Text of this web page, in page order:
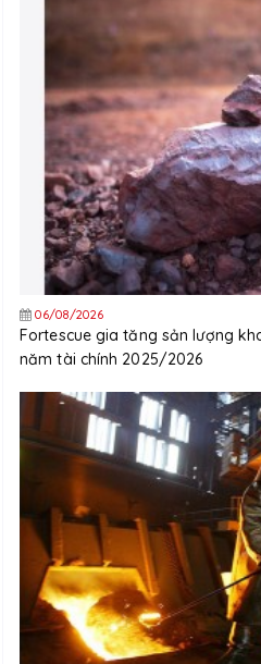
06/08/2026
Fortescue gia tăng sản lượng
năm tài chính 2025/2026